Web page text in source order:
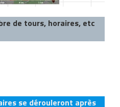
de tours, horaires, etc
se dérouleront après